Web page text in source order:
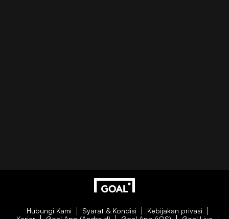
Hubungi Kami Syarat & Kondisi
Kebijakan privasi